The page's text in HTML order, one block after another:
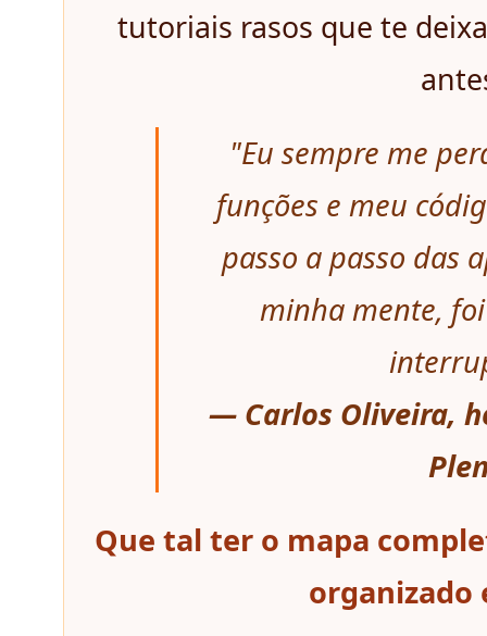
tutoriais rasos que te
"Eu sempre me
funções e meu
passo a passo das
minha mente,
— Carlos Oliveira,
Que tal ter o mapa
organizado